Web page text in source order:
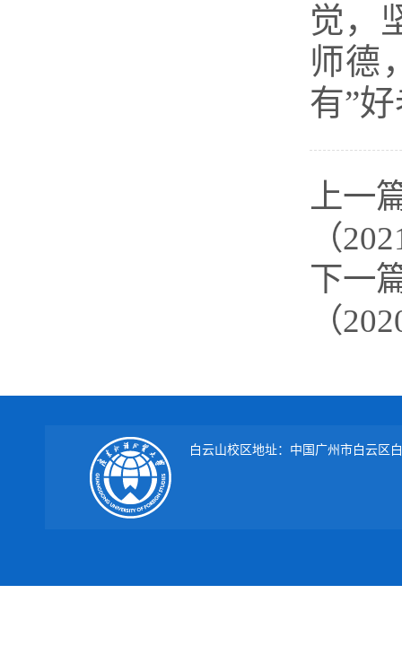
觉，
师德
有”
上一
（
下一
（
白云山校区地址：中国广州市白云区